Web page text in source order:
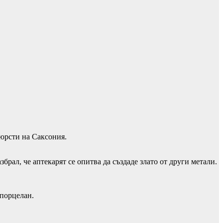
на Саксония.
че аптекарят се опитва да създаде злато от други метали.